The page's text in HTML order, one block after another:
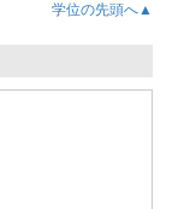
学位の先頭へ▲